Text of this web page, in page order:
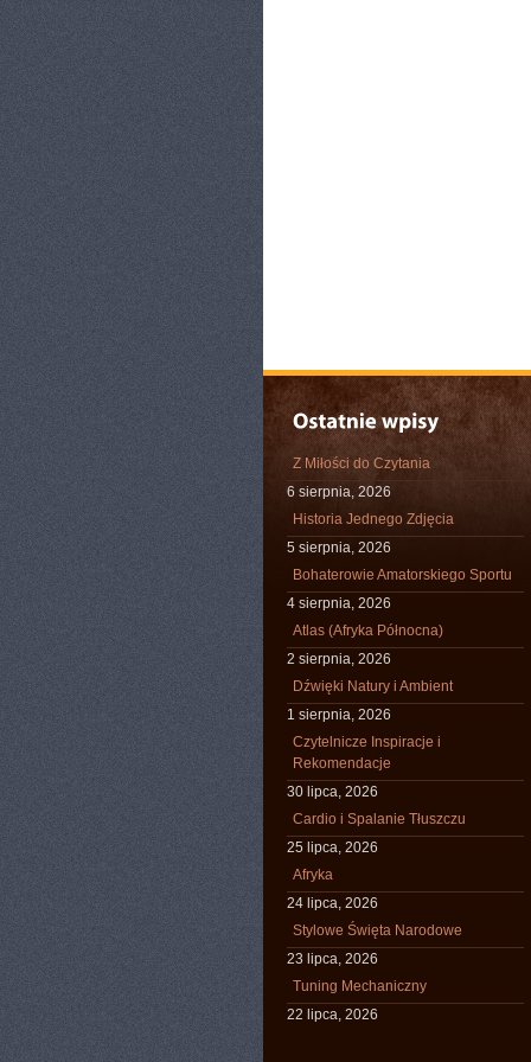
Z Miłości do Czytania
6 sierpnia, 2026
Historia Jednego Zdjęcia
5 sierpnia, 2026
Bohaterowie Amatorskiego Sportu
4 sierpnia, 2026
Atlas (Afryka Północna)
2 sierpnia, 2026
Dźwięki Natury i Ambient
1 sierpnia, 2026
Czytelnicze Inspiracje i
Rekomendacje
30 lipca, 2026
Cardio i Spalanie Tłuszczu
25 lipca, 2026
Afryka
24 lipca, 2026
Stylowe Święta Narodowe
23 lipca, 2026
Tuning Mechaniczny
22 lipca, 2026